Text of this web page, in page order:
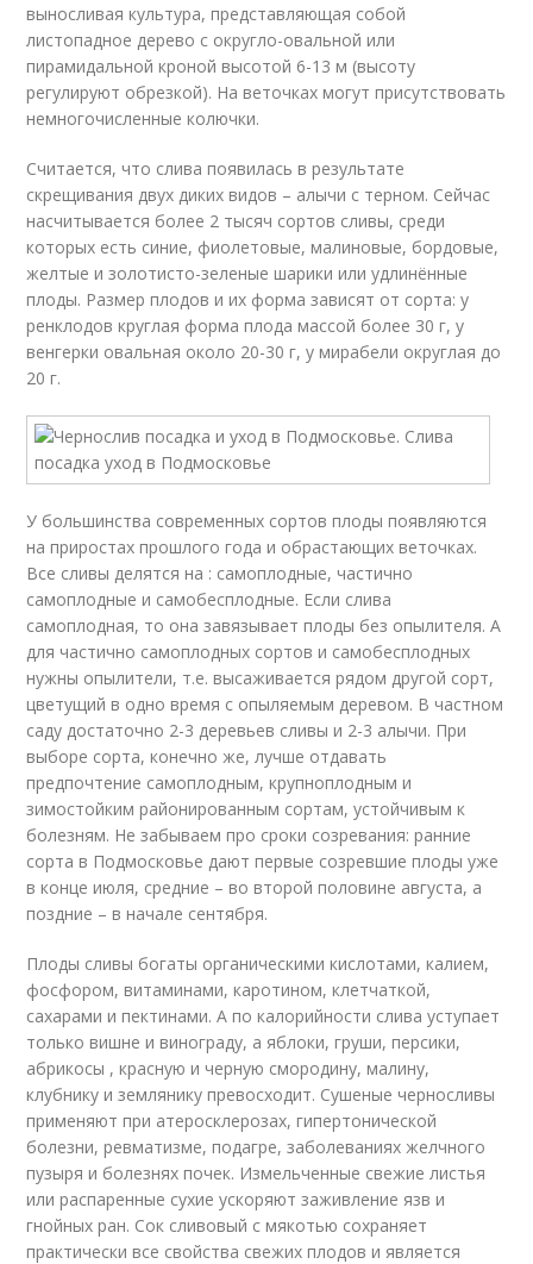
выносливая культура, представляющая собой
листопадное дерево с округло-овальной или
пирамидальной кроной высотой 6-13 м (высоту
регулируют обрезкой). На веточках могут присутствовать
немногочисленные колючки.
Считается, что слива появилась в результате
скрещивания двух диких видов – алычи с терном. Сейчас
насчитывается более 2 тысяч сортов сливы, среди
которых есть синие, фиолетовые, малиновые, бордовые,
желтые и золотисто-зеленые шарики или удлинённые
плоды. Размер плодов и их форма зависят от сорта: у
ренклодов круглая форма плода массой более 30 г, у
венгерки овальная около 20-30 г, у мирабели округлая до
20 г.
У большинства современных сортов плоды появляются
на приростах прошлого года и обрастающих веточках.
Все сливы делятся на : самоплодные, частично
самоплодные и самобесплодные. Если слива
самоплодная, то она завязывает плоды без опылителя. А
для частично самоплодных сортов и самобесплодных
нужны опылители, т.е. высаживается рядом другой сорт,
цветущий в одно время с опыляемым деревом. В частном
саду достаточно 2-3 деревьев сливы и 2-3 алычи. При
выборе сорта, конечно же, лучше отдавать
предпочтение самоплодным, крупноплодным и
зимостойким районированным сортам, устойчивым к
болезням. Не забываем про сроки созревания: ранние
сорта в Подмосковье дают первые созревшие плоды уже
в конце июля, средние – во второй половине августа, а
поздние – в начале сентября.
Плоды сливы богаты органическими кислотами, калием,
фосфором, витаминами, каротином, клетчаткой,
сахарами и пектинами. А по калорийности слива уступает
только вишне и винограду, а яблоки, груши, персики,
абрикосы , красную и черную смородину, малину,
клубнику и землянику превосходит. Сушеные черносливы
применяют при атеросклерозах, гипертонической
болезни, ревматизме, подагре, заболеваниях желчного
пузыря и болезнях почек. Измельченные свежие листья
или распаренные сухие ускоряют заживление язв и
гнойных ран. Сок сливовый с мякотью сохраняет
практически все свойства свежих плодов и является